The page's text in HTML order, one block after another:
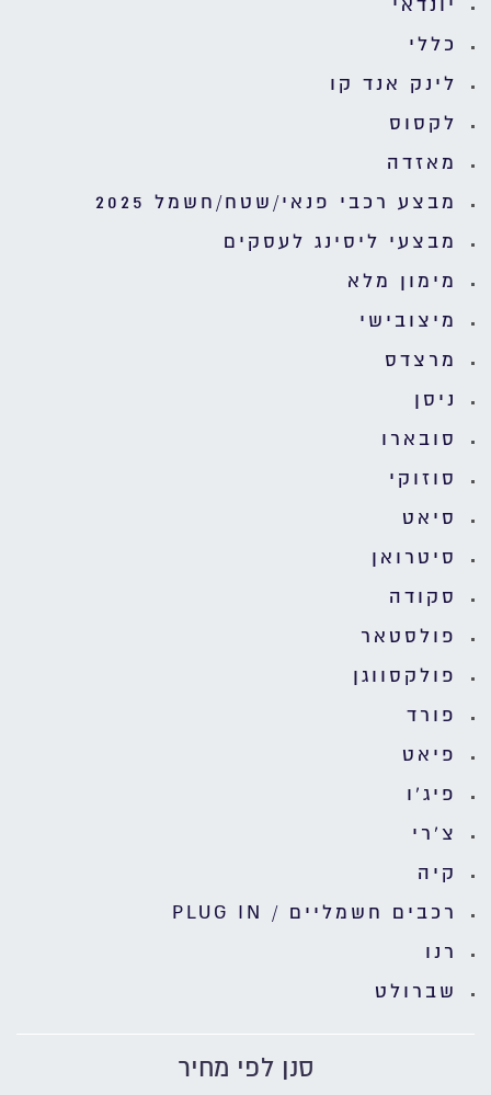
כללי
לינק אנד קו
לקסוס
מאזדה
מבצע רכבי פנאי/שטח/חשמל 2025
מבצעי ליסינג לעסקים
מימון מלא
מיצובישי
מרצדס
ניסן
סובארו
סוזוקי
סיאט
סיטרואן
סקודה
פולסטאר
פולקסווגן
פורד
פיאט
פיג'ו
צ'רי
קיה
רכבים חשמליים / PLUG IN
רנו
שברולט
סנן לפי מחיר